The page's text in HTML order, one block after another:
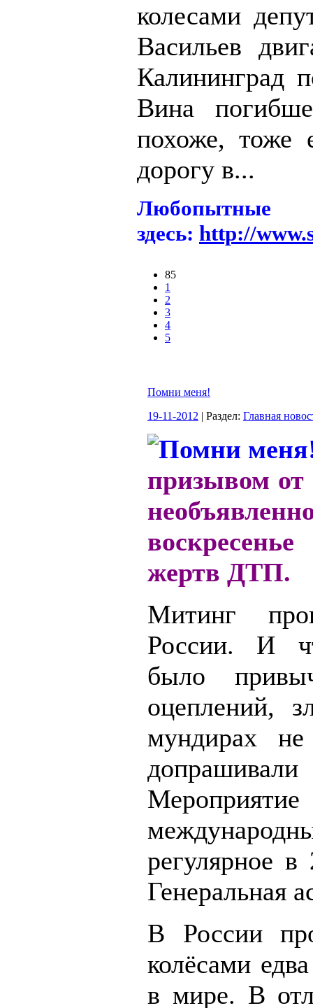
колесами
Васильев
Калининград
Вина
похоже, тоже
дорогу в...
здесь: http://
85
1
2
3
4
5
Помни меня!
19-11-2012 | Раздел: Главная
призывом
жертв ДТП.
Митинг
России. И
было
оцеплений,
мундирах
регулярное в
Генеральная
В России
колёсами
в мире. В